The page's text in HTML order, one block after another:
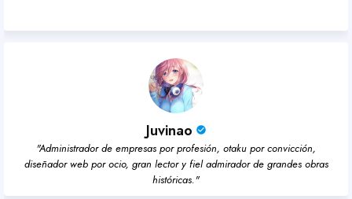
Juvinao
"Administrador de empresas por profesión, otaku por convicción,
diseñador web por ocio, gran lector y fiel admirador de grandes obras
históricas."